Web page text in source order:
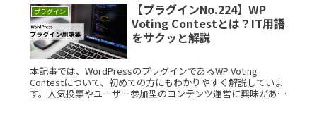
プラグイン
【プラグインNo.224】WP
Voting Contestとは？IT用語
をサクッと解説
本記事では、WordPressのプラグインであるWP Voting
Contestについて、初めての方にもわかりやすく解説していま
す。人気投票やユーザー参加型のコンテンツ運営に興味がある